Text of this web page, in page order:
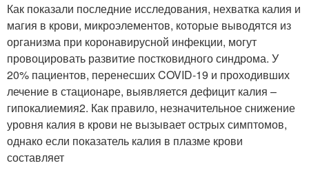
Как показали последние исследования, нехватка калия и
магия в крови, микроэлементов, которые выводятся из
организма при коронавирусной инфекции, могут
провоцировать развитие постковидного синдрома. У
20% пациентов, перенесших COVID-19 и проходивших
лечение в стационаре, выявляется дефицит калия –
гипокалиемия2. Как правило, незначительное снижение
уровня калия в крови не вызывает острых симптомов,
однако если показатель калия в плазме крови
составляет